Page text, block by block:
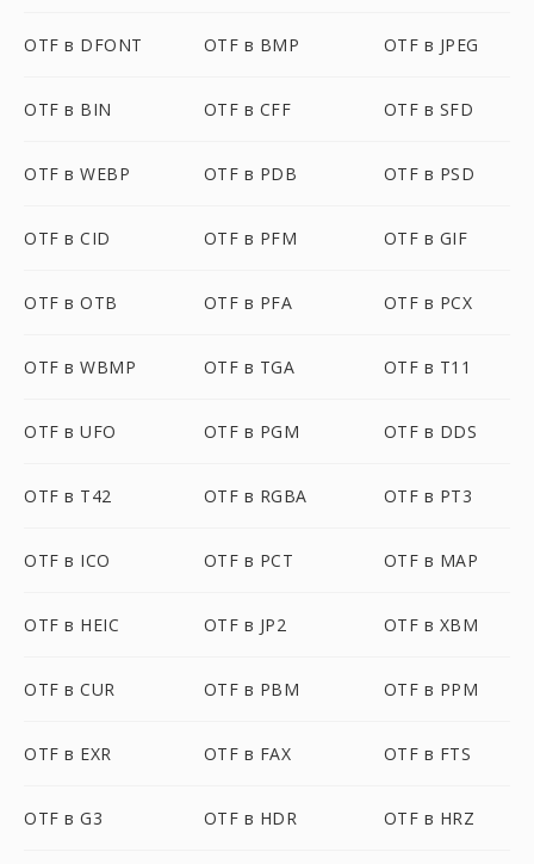
OTF в DFONT OTF в BMP OTF в JPEG
OTF в BIN OTF в CFF OTF в SFD
OTF в WEBP OTF в PDB OTF в PSD
OTF в CID OTF в PFM OTF в GIF
OTF в OTB OTF в PFA OTF в PCX
OTF в WBMP OTF в TGA OTF в T11
OTF в UFO OTF в PGM OTF в DDS
OTF в T42 OTF в RGBA OTF в PT3
OTF в ICO OTF в PCT OTF в MAP
OTF в HEIC OTF в JP2 OTF в XBM
OTF в CUR OTF в PBM OTF в PPM
OTF в EXR OTF в FAX OTF в FTS
OTF в G3 OTF в HDR OTF в HRZ